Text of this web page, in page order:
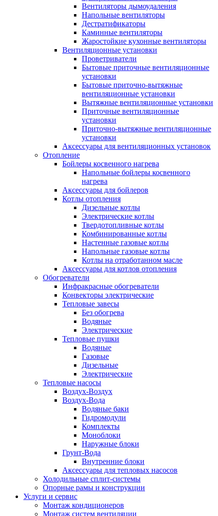
Вентиляторы дымоудаления
Напольные вентиляторы
Дестратификаторы
Каминные вентиляторы
Жаростойкие кухонные вентиляторы
Вентиляционные установки
Проветриватели
Бытовые приточные вентиляционные
установки
Бытовые приточно-вытяжные
вентиляционные установки
Вытяжные вентиляционные установки
Приточные вентиляционные
установки
Приточно-вытяжные вентиляционные
установки
Аксессуары для вентиляционных установок
Отопление
Бойлеры косвенного нагрева
Напольные бойлеры косвенного
нагрева
Аксессуары для бойлеров
Котлы отопления
Дизельные котлы
Электрические котлы
Твердотопливные котлы
Комбинированные котлы
Настенные газовые котлы
Напольные газовые котлы
Котлы на отработанном масле
Аксессуары для котлов отопления
Обогреватели
Инфракрасные обогреватели
Конвекторы электрические
Тепловые завесы
Без обогрева
Водяные
Электрические
Тепловые пушки
Водяные
Газовые
Дизельные
Электрические
Тепловые насосы
Воздух-Воздух
Воздух-Вода
Водяные баки
Гидромодули
Комплекты
Моноблоки
Наружные блоки
Грунт-Вода
Внутренние блоки
Аксессуары для тепловых насосов
Холодильные сплит-системы
Опорные рамы и конструкции
Услуги и сервис
Монтаж кондиционеров
Монтаж систем вентиляции